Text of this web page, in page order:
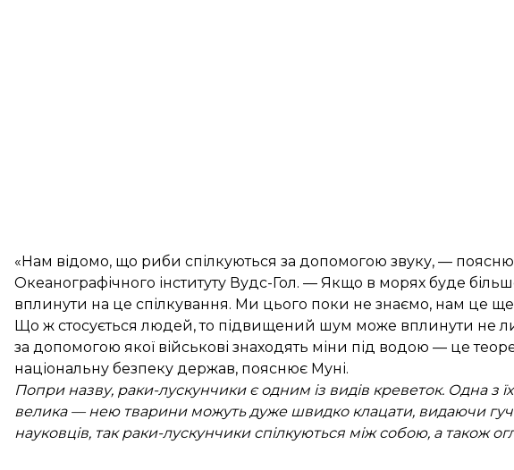
«Нам відомо, що риби спілкуються за допомогою звуку, —
Океанографічного інституту Вудс-Гол. — Якщо в морях буде
вплинути на це спілкування. Ми цього поки не знаємо, нам це
Що ж стосується людей, то підвищений шум може вплинути не
за допомогою якої військові знаходять міни під водою — це
національну безпеку держав, пояснює Муні.
Попри назву, раки-лускунчики є одним із видів креветок. Одна з
велика — нею тварини можуть дуже швидко клацати, видаючи
науковців, так раки-лускунчики спілкуються між собою, а також